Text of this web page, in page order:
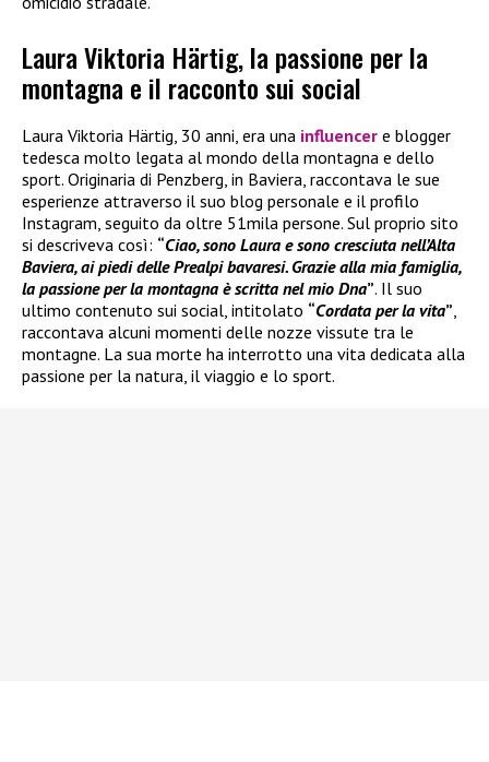
Laura Viktoria Härtig, la passione per la
montagna e il racconto sui social
Laura Viktoria Härtig, 30 anni, era una influencer e blogger
tedesca molto legata al mondo della montagna e dello
sport. Originaria di Penzberg, in Baviera, raccontava le sue
esperienze attraverso il suo blog personale e il profilo
Instagram, seguito da oltre 51mila persone. Sul proprio sito
si descriveva così: “Ciao, sono Laura e sono cresciuta nell’Alta
Baviera, ai piedi delle Prealpi bavaresi. Grazie alla mia famiglia,
la passione per la montagna è scritta nel mio Dna”. Il suo
ultimo contenuto sui social, intitolato “Cordata per la vita”,
raccontava alcuni momenti delle nozze vissute tra le
montagne. La sua morte ha interrotto una vita dedicata alla
passione per la natura, il viaggio e lo sport.